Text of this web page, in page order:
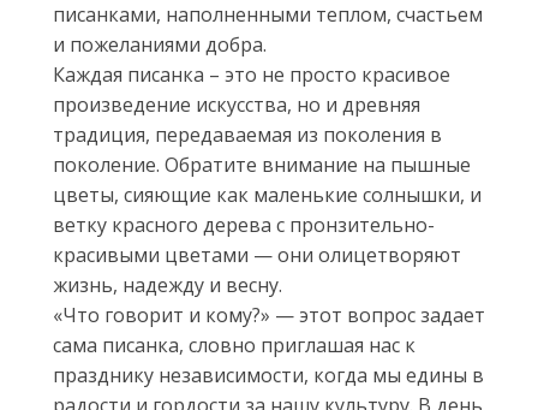
писанками, наполненными теплом, счастьем
и пожеланиями добра.
Каждая писанка – это не просто красивое
произведение искусства, но и древняя
традиция, передаваемая из поколения в
поколение. Обратите внимание на пышные
цветы, сияющие как маленькие солнышки, и
ветку красного дерева с пронзительно-
красивыми цветами — они олицетворяют
жизнь, надежду и весну.
«Что говорит и кому?» — этот вопрос задает
сама писанка, словно приглашая нас к
празднику независимости, когда мы едины в